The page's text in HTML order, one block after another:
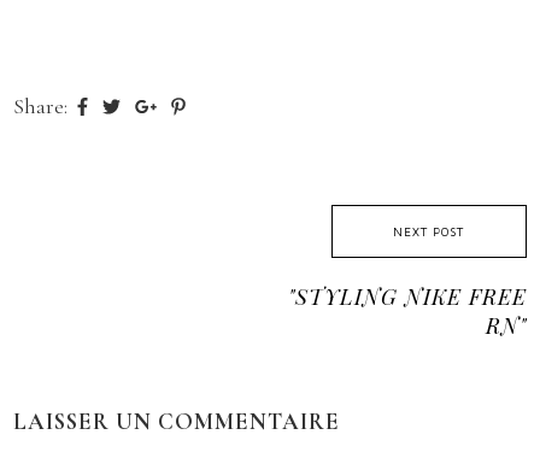
Share:
NEXT POST
"STYLING NIKE FREE
RN"
LAISSER UN COMMENTAIRE